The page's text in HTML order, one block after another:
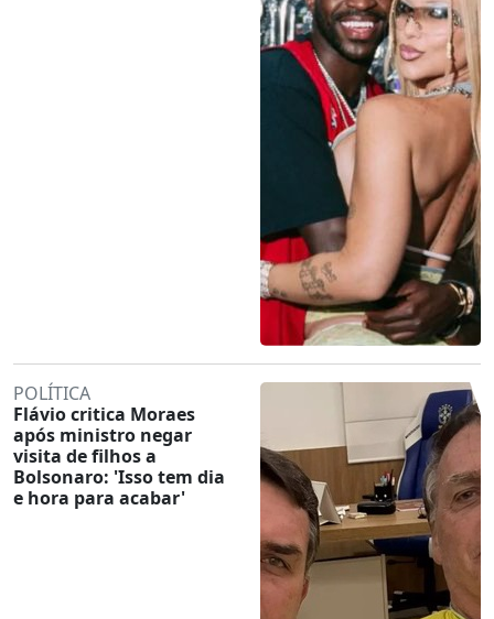
POLÍTICA
Flávio critica Moraes
após ministro negar
visita de filhos a
Bolsonaro: 'Isso tem dia
e hora para acabar'